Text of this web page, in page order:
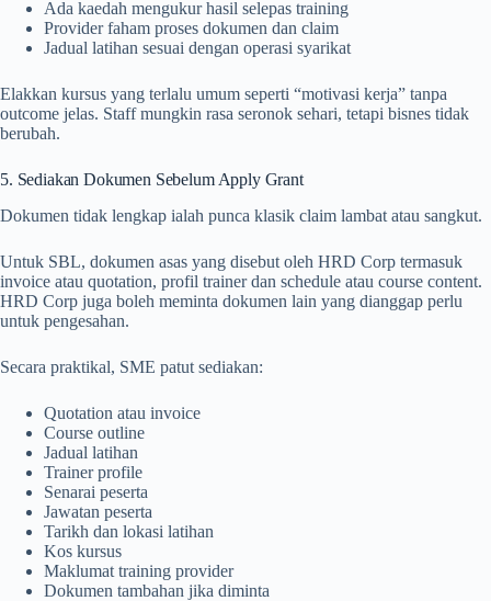
Ada kaedah mengukur hasil selepas training
Provider faham proses dokumen dan claim
Jadual latihan sesuai dengan operasi syarikat
Elakkan kursus yang terlalu umum seperti “motivasi kerja” tanpa
outcome jelas. Staff mungkin rasa seronok sehari, tetapi bisnes tidak
berubah.
5. Sediakan Dokumen Sebelum Apply Grant
Dokumen tidak lengkap ialah punca klasik claim lambat atau sangkut.
Untuk SBL, dokumen asas yang disebut oleh HRD Corp termasuk
invoice atau quotation, profil trainer dan schedule atau course content.
HRD Corp juga boleh meminta dokumen lain yang dianggap perlu
untuk pengesahan.
Secara praktikal, SME patut sediakan:
Quotation atau invoice
Course outline
Jadual latihan
Trainer profile
Senarai peserta
Jawatan peserta
Tarikh dan lokasi latihan
Kos kursus
Maklumat training provider
Dokumen tambahan jika diminta